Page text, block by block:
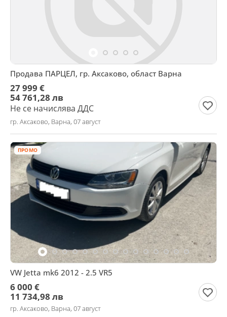
Продава ПАРЦЕЛ, гр. Аксаково, област Варна
27 999 €
54 761,28 лв
Не се начислява ДДС
гр. Аксаково, Варна, 07 август
ПРОМО
VW Jetta mk6 2012 - 2.5 VR5
6 000 €
11 734,98 лв
гр. Аксаково, Варна, 07 август